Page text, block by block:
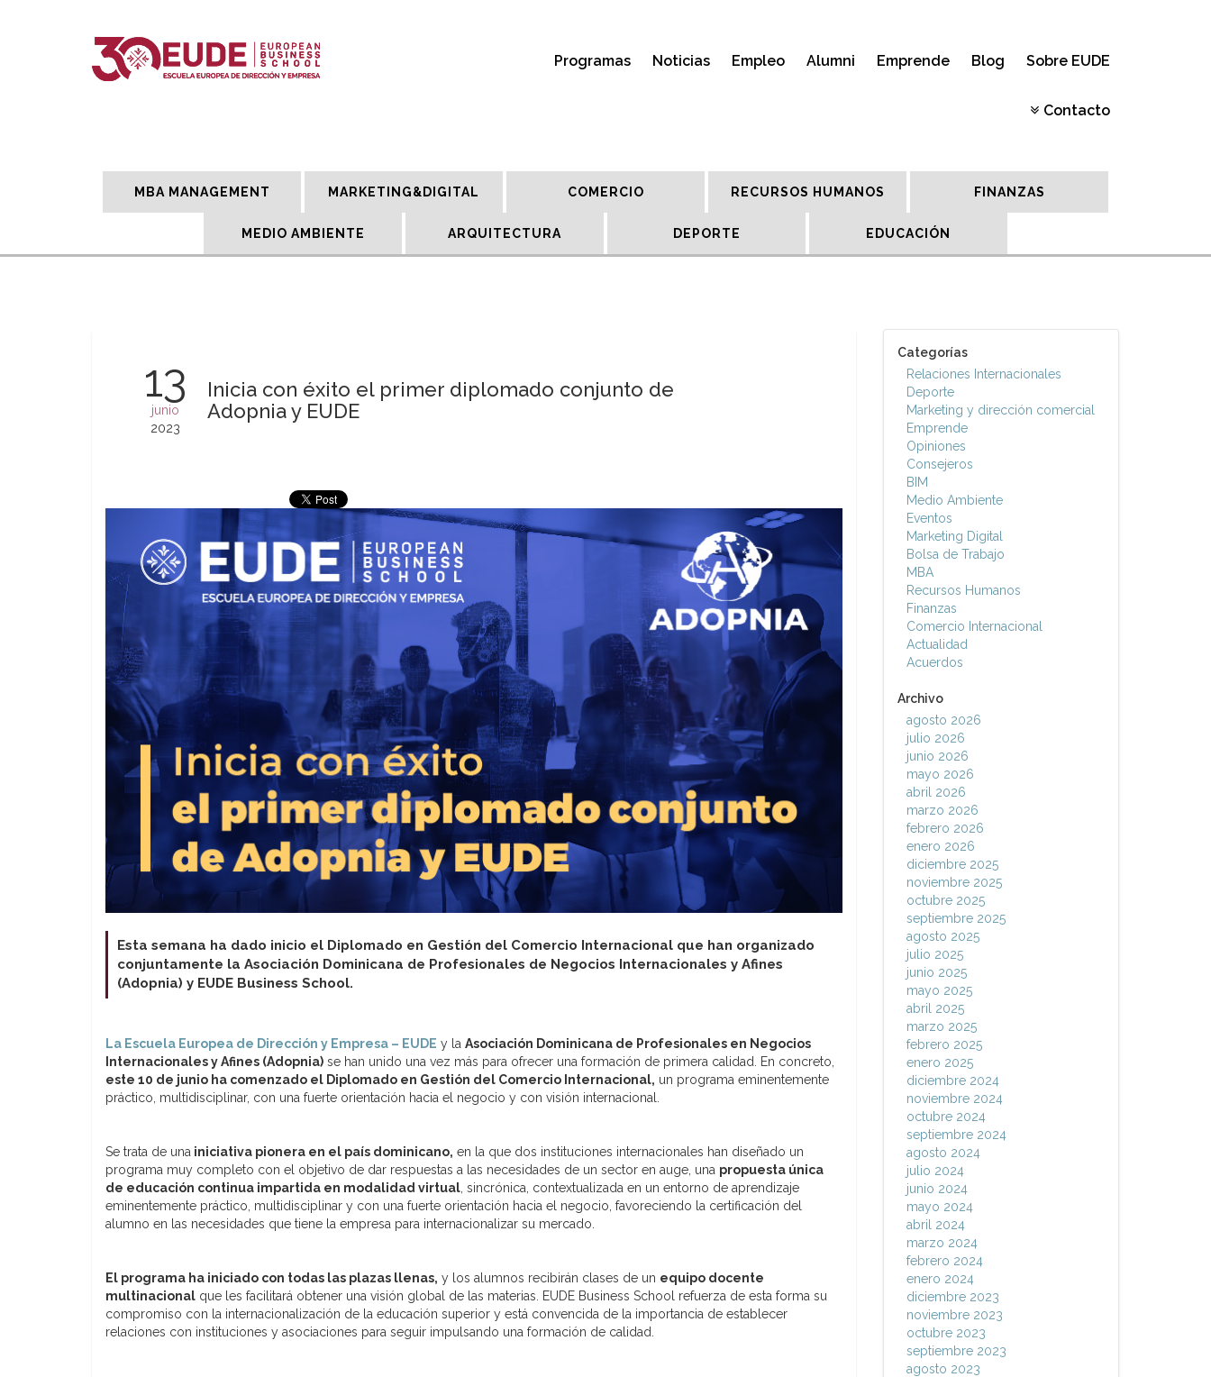
Programas Noticias Empleo Alumni Emprende Blog Sobre EUDE
Contacto
MBA MANAGEMENT MARKETING&DIGITAL COMERCIO RECURSOS HUMANOS FINANZAS
MEDIO AMBIENTE ARQUITECTURA DEPORTE EDUCACIÓN
13
junio
2023
Inicia con éxito el primer diplomado conjunto de
Adopnia y EUDE
Esta semana ha dado inicio el Diplomado en Gestión del Comercio Internacional que han organizado
conjuntamente la Asociación Dominicana de Profesionales de Negocios Internacionales y Afines
(Adopnia) y EUDE Business School.
La Escuela Europea de Dirección y Empresa – EUDE y la Asociación Dominicana de Profesionales en Negocios
Internacionales y Afines (Adopnia) se han unido una vez más para ofrecer una formación de primera calidad. En concreto,
este 10 de junio ha comenzado el Diplomado en Gestión del Comercio Internacional, un programa eminentemente
práctico, multidisciplinar, con una fuerte orientación hacia el negocio y con visión internacional.
Se trata de una iniciativa pionera en el país dominicano, en la que dos instituciones internacionales han diseñado un
programa muy completo con el objetivo de dar respuestas a las necesidades de un sector en auge, una propuesta única
de educación continua impartida en modalidad virtual , sincrónica, contextualizada en un entorno de aprendizaje
eminentemente práctico, multidisciplinar y con una fuerte orientación hacia el negocio, favoreciendo la certificación del
alumno en las necesidades que tiene la empresa para internacionalizar su mercado.
El programa ha iniciado con todas las plazas llenas, y los alumnos recibirán clases de un equipo docente
multinacional que les facilitará obtener una visión global de las materias. EUDE Business School refuerza de esta forma su
compromiso con la internacionalización de la educación superior y está convencida de la importancia de establecer
relaciones con instituciones y asociaciones para seguir impulsando una formación de calidad.
Categorías
Relaciones Internacionales
Deporte
Marketing y dirección comercial
Emprende
Opiniones
Consejeros
BIM
Medio Ambiente
Eventos
Marketing Digital
Bolsa de Trabajo
MBA
Recursos Humanos
Finanzas
Comercio Internacional
Actualidad
Acuerdos
Archivo
agosto 2026
julio 2026
junio 2026
mayo 2026
abril 2026
marzo 2026
febrero 2026
enero 2026
diciembre 2025
noviembre 2025
octubre 2025
septiembre 2025
agosto 2025
julio 2025
junio 2025
mayo 2025
abril 2025
marzo 2025
febrero 2025
enero 2025
diciembre 2024
noviembre 2024
octubre 2024
septiembre 2024
agosto 2024
julio 2024
junio 2024
mayo 2024
abril 2024
marzo 2024
febrero 2024
enero 2024
diciembre 2023
noviembre 2023
octubre 2023
septiembre 2023
agosto 2023